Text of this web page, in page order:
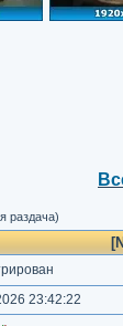
раздача)
23:42:22